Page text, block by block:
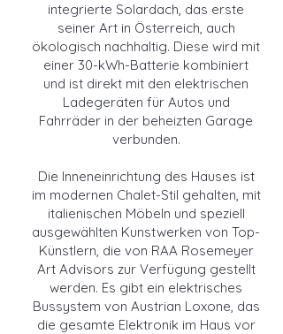
integrierte Solardach, das erste
seiner Art in Österreich, auch
ökologisch nachhaltig. Diese wird mit
einer 30-kWh-Batterie kombiniert
und ist direkt mit den elektrischen
Ladegeräten für Autos und
Fahrräder in der beheizten Garage
verbunden.
Die Inneneinrichtung des Hauses ist
im modernen Chalet-Stil gehalten, mit
italienischen Möbeln und speziell
ausgewählten Kunstwerken von Top-
Künstlern, die von RAA Rosemeyer
Art Advisors zur Verfügung gestellt
werden. Es gibt ein elektrisches
Bussystem von Austrian Loxone, das
die gesamte Elektronik im Haus vor